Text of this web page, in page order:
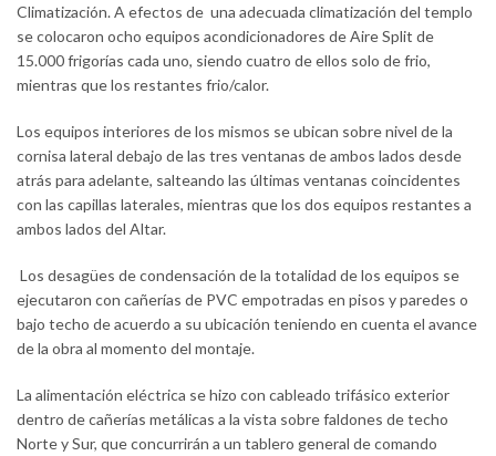
Climatización. A efectos de una adecuada climatización del templo
se colocaron ocho equipos acondicionadores de Aire Split de
15.000 frigorías cada uno, siendo cuatro de ellos solo de frio,
mientras que los restantes frio/calor.
Los equipos interiores de los mismos se ubican sobre nivel de la
cornisa lateral debajo de las tres ventanas de ambos lados desde
atrás para adelante, salteando las últimas ventanas coincidentes
con las capillas laterales, mientras que los dos equipos restantes a
ambos lados del Altar.
Los desagües de condensación de la totalidad de los equipos se
ejecutaron con cañerías de PVC empotradas en pisos y paredes o
bajo techo de acuerdo a su ubicación teniendo en cuenta el avance
de la obra al momento del montaje.
La alimentación eléctrica se hizo con cableado trifásico exterior
dentro de cañerías metálicas a la vista sobre faldones de techo
Norte y Sur, que concurrirán a un tablero general de comando